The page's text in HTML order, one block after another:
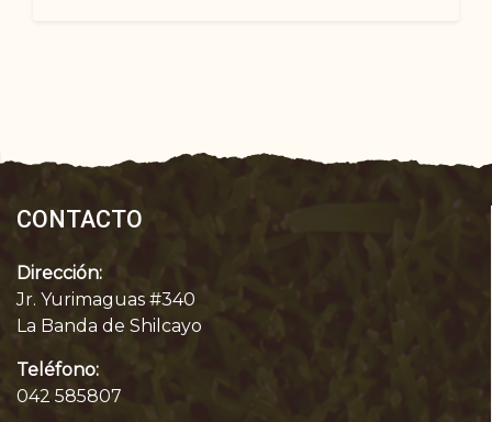
CONTACTO
Dirección:
Jr. Yurimaguas #340
La Banda de Shilcayo
Teléfono:
042 585807